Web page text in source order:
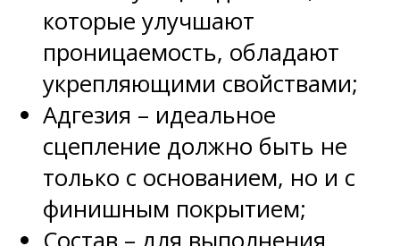
которые улучшают
проницаемость, обладают
укрепляющими свойствами;
Адгезия – идеальное
сцепление должно быть не
только с основанием, но и с
финишным покрытием;